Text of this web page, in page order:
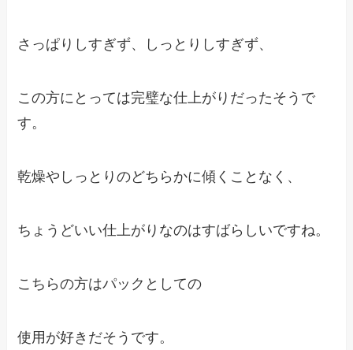
さっぱりしすぎず、しっとりしすぎず、
この方にとっては完璧な仕上がりだったそうで
す。
乾燥やしっとりのどちらかに傾くことなく、
ちょうどいい仕上がりなのはすばらしいですね。
こちらの方はパックとしての
使用が好きだそうです。